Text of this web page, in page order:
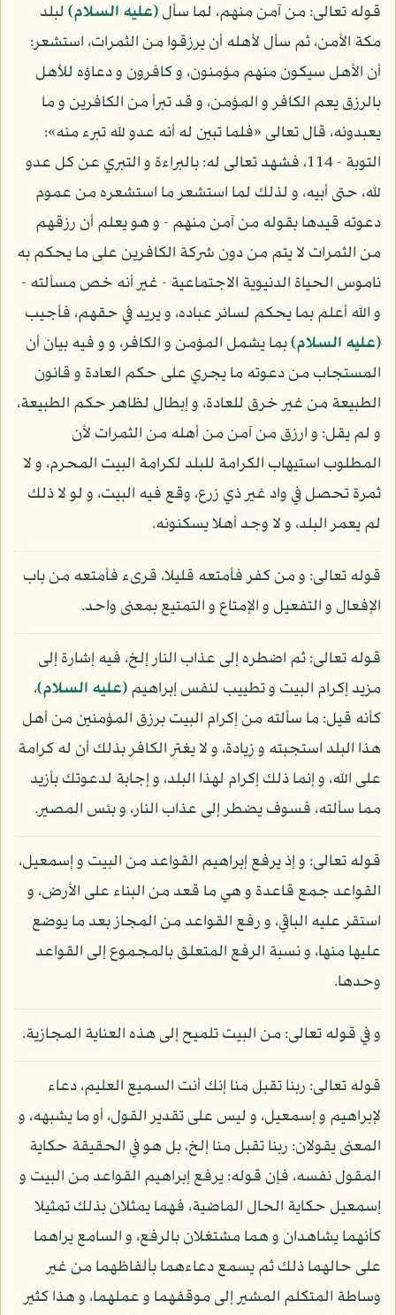
قوله تعالى: من آمن منهم، لما سأل(عليه السلام)لبلد
مكة الأمن، ثم سأل لأهله أن يرزقوا من الثمرات، استشعر:
أن الأهل سيكون منهم مؤمنون، و كافرون و دعاؤه للأهل
بالرزق يعم الكافر و المؤمن، و قد تبرأ من الكافرين و ما
يعبدونه، قال تعالى «فلما تبين له أنه عدو لله تبرء منه»:
التوبة - 114، فشهد تعالى له: بالبراءة و التبري عن كل عدو
لله، حتى أبيه، و لذلك لما استشعر ما استشعره من عموم
دعوته قيدها بقوله من آمن منهم - و هو يعلم أن رزقهم
من الثمرات لا يتم من دون شركة الكافرين على ما يحكم به
ناموس الحياة الدنيوية الاجتماعية - غير أنه خص مسألته -
و الله أعلم بما يحكم لسائر عباده، و يريد في حقهم، فأجيب
(عليه السلام)بما يشمل المؤمن و الكافر، و و فيه بيان أن
المستجاب من دعوته ما يجري على حكم العادة و قانون
الطبيعة من غير خرق للعادة، و إبطال لظاهر حكم الطبيعة،
و لم يقل: و ارزق من آمن من أهله من الثمرات لأن
المطلوب استيهاب الكرامة للبلد لكرامة البيت المحرم، و لا
ثمرة تحصل في واد غير ذي زرع، وقع فيه البيت، و لو لا ذلك
لم يعمر البلد، و لا وجد أهلا يسكنونه.
قوله تعالى: و من كفر فأمتعه قليلا، قرىء فأمتعه من باب
الإفعال و التفعيل و الإمتاع و التمتيع بمعنى واحد.
قوله تعالى: ثم اضطره إلى عذاب النار إلخ، فيه إشارة إلى
مزيد إكرام البيت و تطييب لنفس إبراهيم(عليه السلام)،
كأنه قيل: ما سألته من إكرام البيت برزق المؤمنين من أهل
هذا البلد استجبته و زيادة، و لا يغتر الكافر بذلك أن له كرامة
على الله، و إنما ذلك إكرام لهذا البلد، و إجابة لدعوتك بأزيد
مما سألته، فسوف يضطر إلى عذاب النار، و بئس المصير.
قوله تعالى: و إذ يرفع إبراهيم القواعد من البيت و إسمعيل،
القواعد جمع قاعدة و هي ما قعد من البناء على الأرض، و
استقر عليه الباقي، و رفع القواعد من المجاز بعد ما يوضع
عليها منها، و نسبة الرفع المتعلق بالمجموع إلى القواعد
وحدها.
و في قوله تعالى: من البيت تلميح إلى هذه العناية المجازية.
قوله تعالى: ربنا تقبل منا إنك أنت السميع العليم، دعاء
لإبراهيم و إسمعيل، و ليس على تقدير القول، أو ما يشبهه، و
المعنى يقولان: ربنا تقبل منا إلخ، بل هو في الحقيقة حكاية
المقول نفسه، فإن قوله: يرفع إبراهيم القواعد من البيت و
إسمعيل حكاية الحال الماضية، فهما يمثلان بذلك تمثيلا
كأنهما يشاهدان و هما مشتغلان بالرفع، و السامع يراهما
على حالهما ذلك ثم يسمع دعاءهما بألفاظهما من غير
وساطة المتكلم المشير إلى موقفهما و عملهما، و هذا كثير